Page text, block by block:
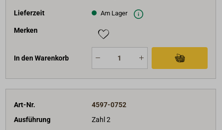
Lieferzeit Am Lager
Merken
In den Warenkorb
Art-Nr.
4597-0752
Ausführung
Zahl 2